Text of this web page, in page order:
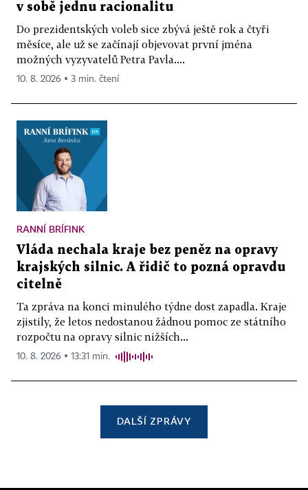
v sobě jednu racionalitu
Do prezidentských voleb sice zbývá ještě rok a čtyři
měsíce, ale už se začínají objevovat první jména
možných vyzyvatelů Petra Pavla....
10. 8. 2026 ▪ 3 min. čtení
RANNÍ BRÍFINK
Vláda nechala kraje bez peněz na opravy
krajských silnic. A řidič to pozná opravdu
citelně
Ta zpráva na konci minulého týdne dost zapadla. Kraje
zjistily, že letos nedostanou žádnou pomoc ze státního
rozpočtu na opravy silnic nižších...
10. 8. 2026 ▪ 13:31 min.
DALŠÍ ZPRÁVY